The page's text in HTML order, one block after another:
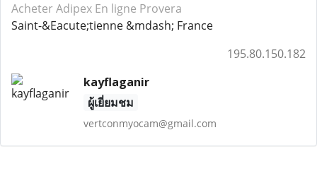
Acheter Adipex En ligne Provera
Saint-&Eacute;tienne &mdash; France
195.80.150.182
kayflaganir
ผู้เยี่ยมชม
vertconmyocam@gmail.com